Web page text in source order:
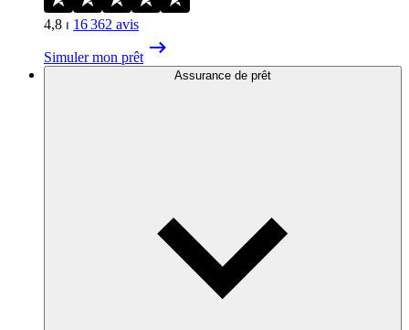
4,8 ⏐ 16 362 avis
Simuler mon prêt
Assurance de prêt